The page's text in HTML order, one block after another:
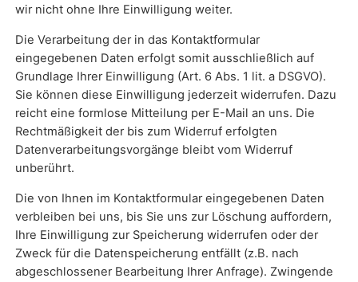
wir nicht ohne Ihre Einwilligung weiter.
Die Verarbeitung der in das Kontaktformular
eingegebenen Daten erfolgt somit ausschließlich auf
Grundlage Ihrer Einwilligung (Art. 6 Abs. 1 lit. a DSGVO).
Sie können diese Einwilligung jederzeit widerrufen. Dazu
reicht eine formlose Mitteilung per E-Mail an uns. Die
Rechtmäßigkeit der bis zum Widerruf erfolgten
Datenverarbeitungsvorgänge bleibt vom Widerruf
unberührt.
Die von Ihnen im Kontaktformular eingegebenen Daten
verbleiben bei uns, bis Sie uns zur Löschung auffordern,
Ihre Einwilligung zur Speicherung widerrufen oder der
Zweck für die Datenspeicherung entfällt (z.B. nach
abgeschlossener Bearbeitung Ihrer Anfrage). Zwingende